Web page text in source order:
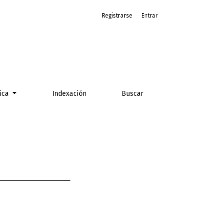
Indexación Buscar
Registrarse Entrar